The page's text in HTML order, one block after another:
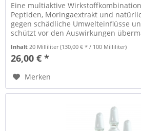
Eine multiaktive
Peptiden, Moringaextrakt und
gegen schädliche Umwelteinflüsse
schützt vor den Auswirkungen
Inhalt20 Milliliter(130,00 € * / 100 Milliliter)
26,00 € *
Merken